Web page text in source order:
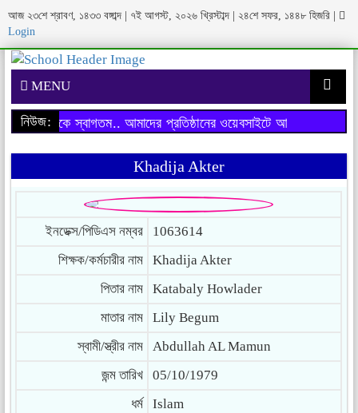
আজ ২৩শে শ্রাবণ, ১৪৩৩ বঙ্গাব্দ | ৭ই আগস্ট, ২০২৬ খ্রিস্টাব্দ | ২৪শে সফর, ১৪৪৮ হিজরি
Login
MENU
নিউজ: আমাদের প্রতিষ্ঠানের ওয়েবসাইটে আপনাকে স্বাগতম..
আপনাকে স্বাগতম..
Khadija Akter
ইনডেক্স/পিডিএস নম্বর
1063614
শিক্ষক/কর্মচারীর নাম
Khadija Akter
পিতার নাম
Katabaly Howlader
মাতার নাম
Lily Begum
স্বামী/স্ত্রীর নাম
Abdullah AL Mamun
জন্ম তারিখ
05/10/1979
ধর্ম
Islam